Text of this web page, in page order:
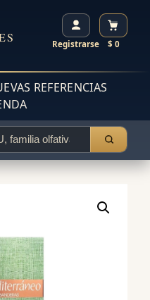
Registrarse $ 0
REFERENCIAS